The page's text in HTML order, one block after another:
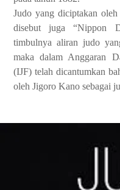
Judo yang diciptakan
disebut juga “Nippon
timbulnya aliran judo
maka dalam Anggaran
(IJF) telah dicantumkan
oleh Jigoro Kano sebagai